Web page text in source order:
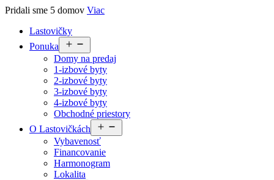
Pridali sme 5 domov Viac
Lastovičky
Ponuka
menu
Domy na predaj
1-izbové byty
2-izbové byty
3-izbové byty
4-izbové byty
Obchodné priestory
O Lastovičkách
menu
Vybavenosť
Financovanie
Harmonogram
Lokalita